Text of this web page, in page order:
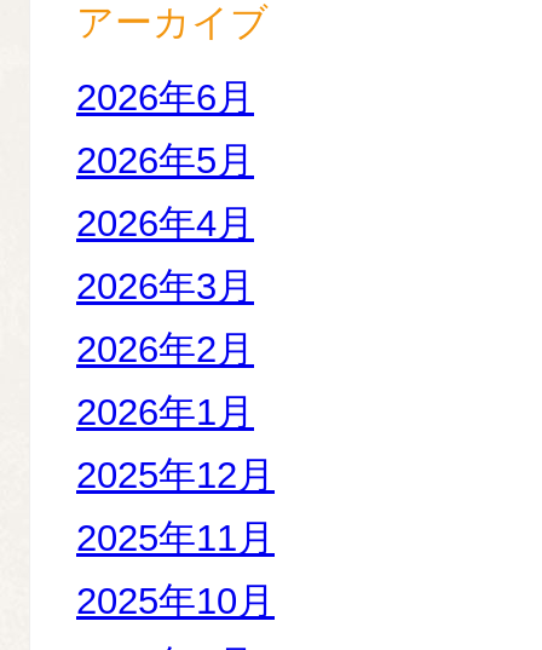
アーカイブ
2026年6月
2026年5月
2026年4月
2026年3月
2026年2月
2026年1月
2025年12月
2025年11月
2025年10月